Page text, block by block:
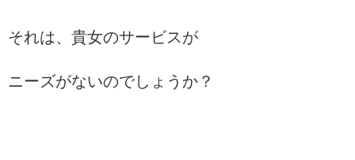
それは、貴女のサービスが
ニーズがないのでしょうか？